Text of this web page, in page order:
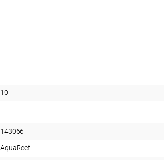
10
143066
AquaReef